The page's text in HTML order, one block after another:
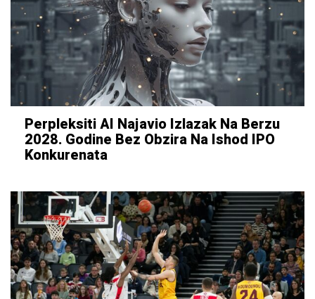
Perpleksiti AI Najavio Izlazak Na Berzu
2028. Godine Bez Obzira Na Ishod IPO
Konkurenata